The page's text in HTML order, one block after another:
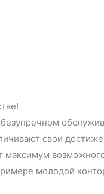
свои
молодой